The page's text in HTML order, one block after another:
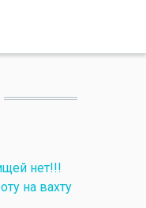
нет!!!
на вахту